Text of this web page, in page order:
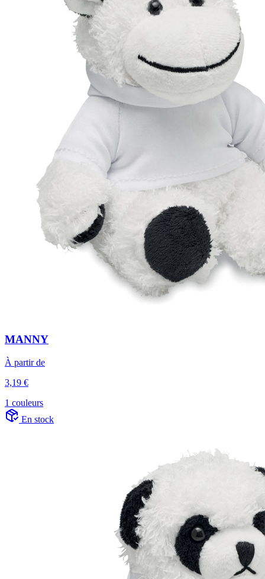
MANNY
À partir de
3,19 €
1 couleurs
En stock